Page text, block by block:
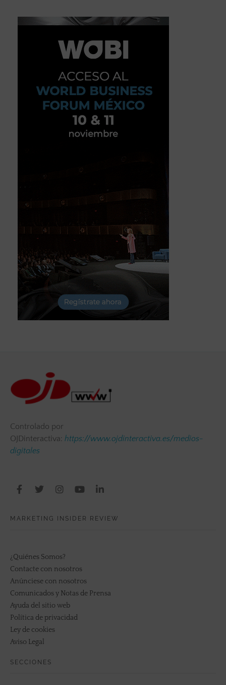
Controlado por
OJDinteractiva: https://www.ojdinteractiva.es/medios-
digitales
MARKETING INSIDER REVIEW
¿Quiénes Somos?
Contacte con nosotros
Anúnciese con nosotros
Comunicados y Notas de Prensa
Ayuda del sitio web
Política de privacidad
Ley de cookies
Aviso Legal
SECCIONES